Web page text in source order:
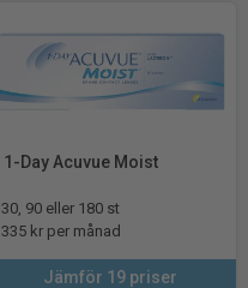
1-Day Acuvue Moist
30, 90 eller 180 st
335 kr per månad
Jämför 19 priser